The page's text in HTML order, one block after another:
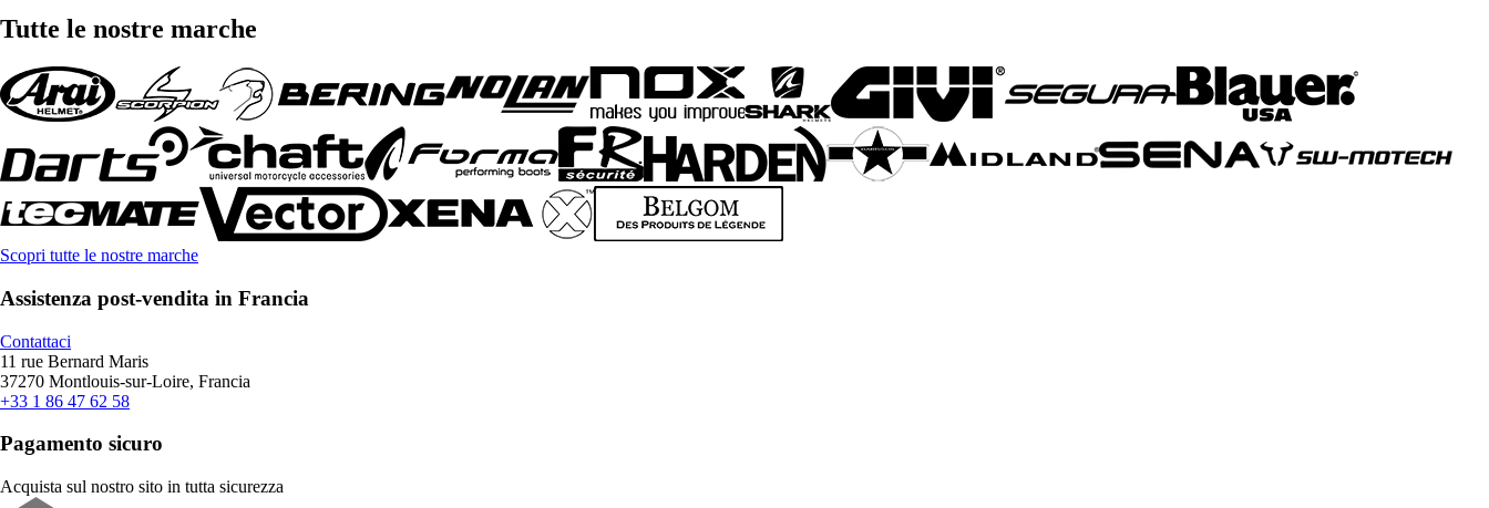
Tutte le nostre marche
Scopri tutte le nostre marche
Assistenza post-vendita in Francia
Contattaci
11 rue Bernard Maris
37270 Montlouis-sur-Loire, Francia
+33 1 86 47 62 58
Pagamento sicuro
Acquista sul nostro sito in tutta sicurezza